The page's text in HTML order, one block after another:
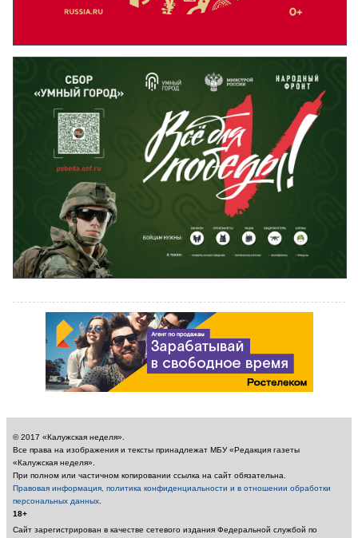
© 2017 «Калужская неделя».
Все права на изображения и тексты принадлежат МБУ «Редакция газеты
«Калужская неделя».
При полном или частичном копировании ссылка на сайт обязательна.
Правовая информация, политика конфиденциальности и в отношении обработки
персональных данных
18+
Сайт зарегистрирован в качестве сетевого издания Федеральной службой по